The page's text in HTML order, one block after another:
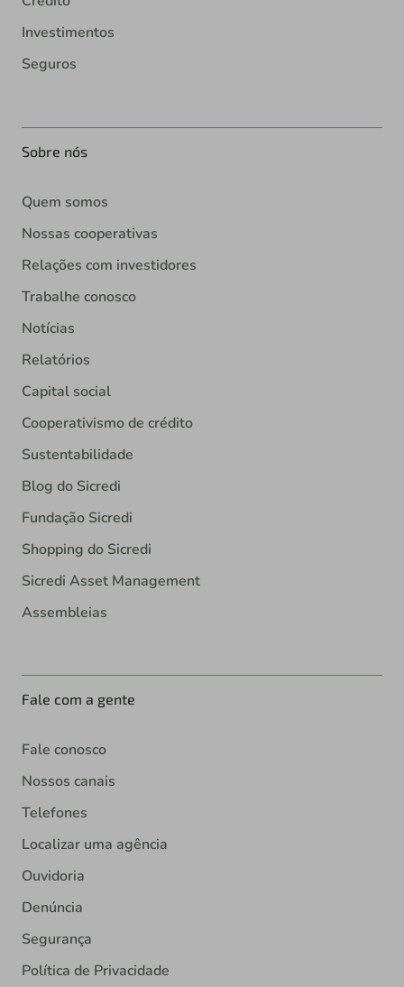
Investimentos
Seguros
Sobre nós
Quem somos
Nossas cooperativas
Relações com investidores
Trabalhe conosco
Notícias
Relatórios
Capital social
Cooperativismo de crédito
Sustentabilidade
Blog do Sicredi
Fundação Sicredi
Shopping do Sicredi
Sicredi Asset Management
Assembleias
Fale com a gente
Fale conosco
Nossos canais
Telefones
Localizar uma agência
Ouvidoria
Denúncia
Segurança
Política de Privacidade